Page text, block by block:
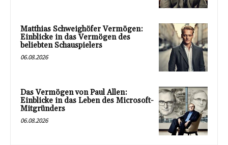
Matthias Schweighöfer Vermögen:
Einblicke in das Vermögen des
beliebten Schauspielers
06.08.2026
Das Vermögen von Paul Allen:
Einblicke in das Leben des Microsoft-
Mitgründers
06.08.2026